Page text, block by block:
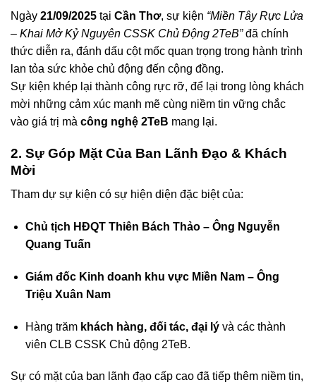
Ngày 21/09/2025 tại Cần Thơ, sự kiện “Miền Tây Rực Lửa
– Khai Mở Kỷ Nguyên CSSK Chủ Động 2TeB”đã chính
thức diễn ra, đánh dấu cột mốc quan trọng trong hành trình
lan tỏa sức khỏe chủ động đến cộng đồng.
Sự kiện khép lại thành công rực rỡ, để lại trong lòng khách
mời những cảm xúc mạnh mẽ cùng niềm tin vững chắc
vào giá trị mà công nghệ 2TeB mang lại.
2. Sự Góp Mặt Của Ban Lãnh Đạo & Khách
Mời
Tham dự sự kiện có sự hiện diện đặc biệt của:
Chủ tịch HĐQT Thiên Bách Thảo – Ông Nguyễn
Quang Tuấn
Giám đốc Kinh doanh khu vực Miền Nam – Ông
Triệu Xuân Nam
Hàng trăm khách hàng, đối tác, đại lývà các thành
viên CLB CSSK Chủ động 2TeB.
Sự có mặt của ban lãnh đạo cấp cao đã tiếp thêm niềm tin,